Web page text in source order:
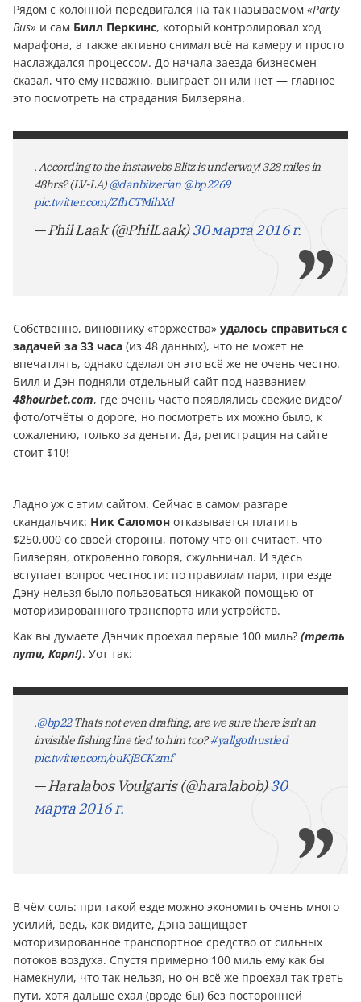
Рядом с колонной передвигался на так называемом «Party
Bus» и сам Билл Перкинс, который контролировал ход
марафона, а также активно снимал всё на камеру и просто
наслаждался процессом. До начала заезда бизнесмен
сказал, что ему неважно, выиграет он или нет — главное
это посмотреть на страдания Билзеряна.
. According to the instawebs Blitz is underway! 328 miles in
48hrs? (LV-LA) @danbilzerian @bp2269
pic.twitter.com/ZfhCTMihXd
— Phil Laak (@PhilLaak)30 марта 2016 г.
Собственно, виновнику «торжества» удалось справиться с
задачей за 33 часа (из 48 данных), что не может не
впечатлять, однако сделал он это всё же не очень честно.
Билл и Дэн подняли отдельный сайт под названием
48hourbet.com, где очень часто появлялись свежие видео/
фото/отчёты о дороге, но посмотреть их можно было, к
сожалению, только за дeньги. Да, регистрация на сайте
стоит $10!
Ладно уж с этим сайтом. Сейчас в самом разгаре
скандальчик: Ник Саломон отказывается платить
$250,000 со своей стороны, потому что он считает, что
Билзерян, откровенно говоря, сжульничал. И здесь
вступает вопрос честности: по правилам пари, при езде
Дэну нельзя было пользоваться никакой помощью от
моторизированного транспорта или устройств.
Как вы думаете Дэнчик проехал первые 100 миль? (треть
пути, Карл!). Уот так:
.@bp22Thats not even drafting, are we sure there isn't an
invisible fishing line tied to him too?#yallgothustled
pic.twitter.com/ouKjBCKzmf
— Haralabos Voulgaris (@haralabob)30
марта 2016 г.
В чём соль: при такой езде можно экономить очень много
усилий, ведь, как видите, Дэна защищает
моторизированное транспортное средство от сильных
потоков воздуха. Спустя примерно 100 миль ему как бы
намекнули, что так нельзя, но он всё же проехал так треть
пути, хотя дальше ехал (вроде бы) без посторонней